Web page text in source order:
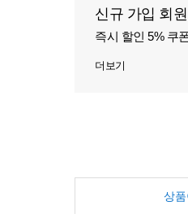
신규 가입 회
즉시 할인 5% 쿠
더보기
상